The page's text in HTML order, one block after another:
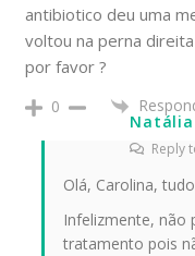
antibiotico deu uma
voltou na perna
por favor ?
0
Natália
Reply
Olá, Carolina,
Infelizmente, não
tratamento pois